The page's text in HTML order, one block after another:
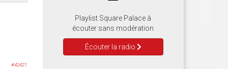
#42421
Playlist Square Palace à
écouter sans modération
Écouter la radio